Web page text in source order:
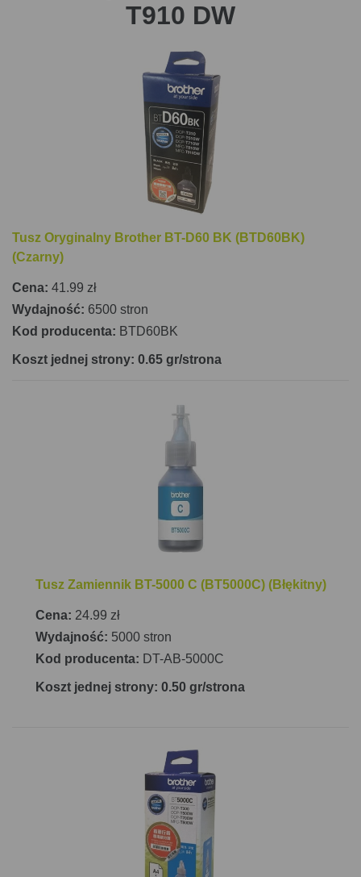
T910 DW
Tusz Oryginalny Brother BT-D60 BK (BTD60BK)
(Czarny)
Cena: 41.99 zł
Wydajność: 6500 stron
Kod producenta: BTD60BK
Koszt jednej strony: 0.65 gr/strona
Tusz Zamiennik BT-5000 C (BT5000C) (Błękitny)
Cena: 24.99 zł
Wydajność: 5000 stron
Kod producenta: DT-AB-5000C
Koszt jednej strony: 0.50 gr/strona